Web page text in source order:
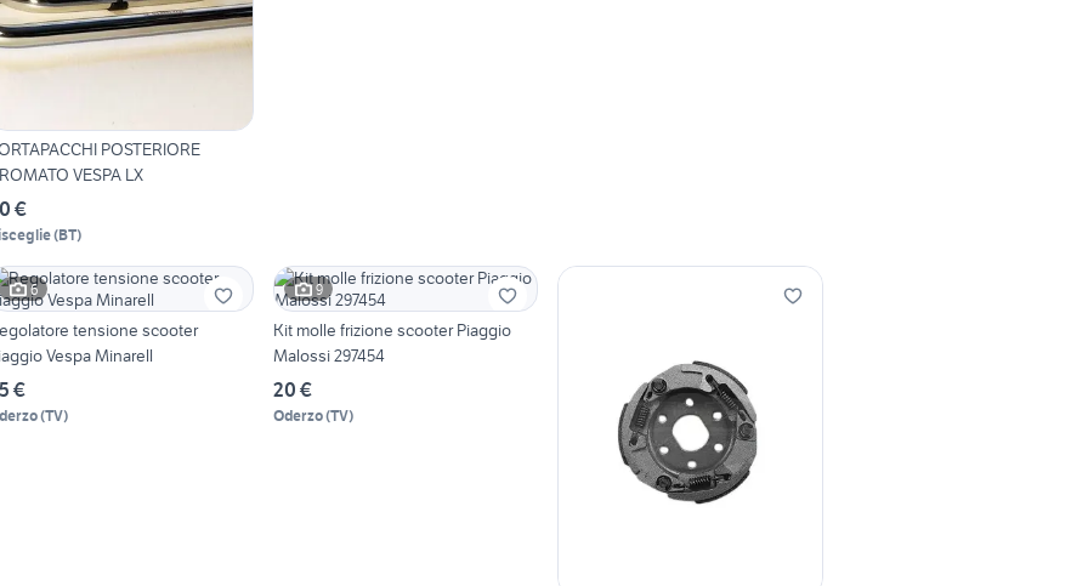
POSTERIORE
VESPA LX
€
(BT)
6
tensione scooter
Vespa Minarell
€
(TV)
9
Kit molle frizione scooter Piaggio
Malossi 297454
20 €
Oderzo(TV)